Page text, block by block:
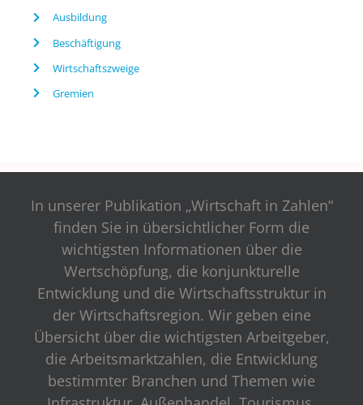
Ausbildung
Beschäftigung
Wirtschaftszweige
Gremien
In unserer Publikation „Wirtschaft in Zahlen“
finden Sie in übersichtlicher Form die
wichtigsten Informationen über die
Wertschöpfung, die konjunkturelle
Entwicklung und die Wirtschaftsstruktur in
der Wirtschaftsregion. Wir geben eine
Übersicht über die wichtigsten Arbeitgeber,
die Arbeitsmarktzahlen, die Entwicklung
bestimmter Branchen und Themen wie